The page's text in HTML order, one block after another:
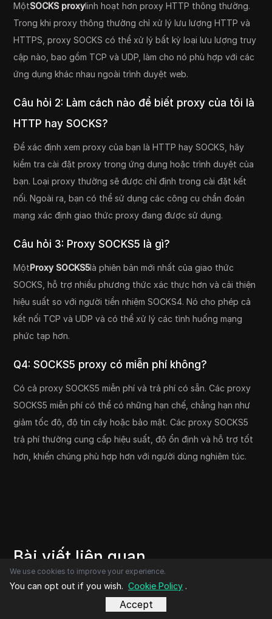
MộtSOCKS proxylinh hoạt hơn proxy HTTP thông thường.
Trong khi proxy thông thường chỉ xử lý lưu lượng HTTP và
HTTPS, proxy SOCKS có thể xử lý bất kỳ loại lưu lượng truy
cập nào, bao gồm TCP và UDP, làm cho nó phù hợp với các
ứng dụng khác nhau ngoài trình duyệt web.
Câu hỏi 2: Làm cách nào để biết proxy của tôi là
HTTP hay SOCKS?
Để xác định xem proxy của bạn là HTTP hay SOCKS, hãy
kiểm tra cài đặt proxy trong ứng dụng hoặc trình duyệt của
bạn. Loại proxy thường sẽ được chỉ định trong cài đặt kết
nối. Ngoài ra, bạn có thể sử dụng các công cụ chẩn đoán
mạng xác định giao thức proxy đang được sử dụng.
Câu hỏi 3: Proxy SOCKS5 là gì?
MộtProxy SOCKS5là phiên bản mới nhất của giao thức
SOCKS, hỗ trợ nhiều phương thức xác thực hơn và cải thiện
hiệu suất so với người tiền nhiệm SOCKS4. Nó cho phép cả
kết nối TCP và UDP và có thể xử lý các tình huống mạng
phức tạp hơn.
Q4: SOCKS5 proxy có miễn phí không?
Có cả proxy SOCKS5 miễn phí và trả phí có sẵn. Các proxy
SOCKS5 miễn phí có thể có những hạn chế, chẳng hạn như
giảm tốc độ, độ tin cậy hoặc bảo mật. Các proxy SOCKS5
trả phí thường cung cấp hiệu suất, độ ổn định và hỗ trợ tốt
hơn, khiến chúng phù hợp hơn với người dùng nghiêm túc.
Bài viết liên quan
We use cookies to improve your experience.
You can opt out if you wish. Cookie Policy .
Accept